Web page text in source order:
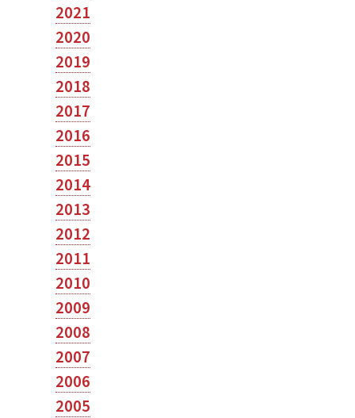
2021
2020
2019
2018
2017
2016
2015
2014
2013
2012
2011
2010
2009
2008
2007
2006
2005